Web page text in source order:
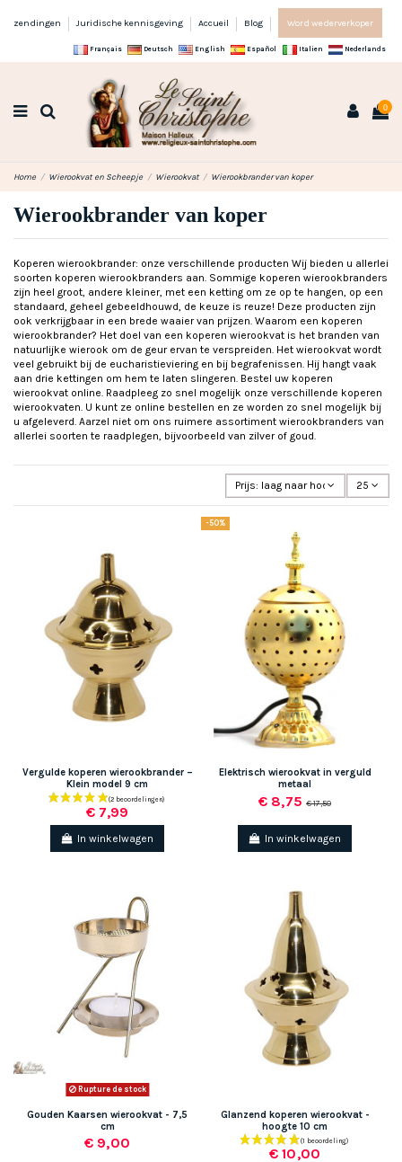
zendingen Juridische kennisgeving Accueil Blog Word wederverkoper
Français Deutsch English Español Italien Nederlands
0
Home Wierookvat en Scheepje Wierookvat Wierookbrander van koper
Wierookbrander van koper
Koperen wierookbrander: onze verschillende producten Wij bieden u allerlei
soorten koperen wierookbranders aan. Sommige koperen wierookbranders
zijn heel groot, andere kleiner, met een ketting om ze op te hangen, op een
standaard, geheel gebeeldhouwd, de keuze is reuze! Deze producten zijn
ook verkrijgbaar in een brede waaier van prijzen. Waarom een koperen
wierookbrander? Het doel van een koperen wierookvat is het branden van
natuurlijke wierook om de geur ervan te verspreiden. Het wierookvat wordt
veel gebruikt bij de eucharistieviering en bij begrafenissen. Hij hangt vaak
aan drie kettingen om hem te laten slingeren. Bestel uw koperen
wierookvat online. Raadpleeg zo snel mogelijk onze verschillende koperen
wierookvaten. U kunt ze online bestellen en ze worden zo snel mogelijk bij
u afgeleverd. Aarzel niet om ons ruimere assortiment wierookbranders van
allerlei soorten te raadplegen, bijvoorbeeld van zilver of goud.
Prijs: laag naar hoog 25
Vergulde koperen wierookbrander –
Klein model 9 cm
€ 7,99
In winkelwagen
-50%
Elektrisch wierookvat in verguld
metaal
€ 8,75€ 17,50
In winkelwagen
Rupture de stock
Gouden Kaarsen wierookvat - 7,5
cm
€ 9,00
Glanzend koperen wierookvat -
hoogte 10 cm
€ 10,00